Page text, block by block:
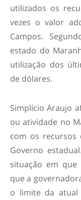
utilizados os
vezes o valor
Campos.
estado do
utilização dos
de dólares.
Simplício Araujo
ou atividade no
com os recursos
Governo
situação em
que a
o limite da atual